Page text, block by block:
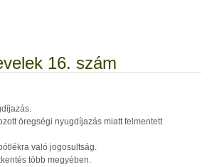
16. szám
öregségi nyugdíjazás miatt felmentett
való jogosultság.
több megyében.